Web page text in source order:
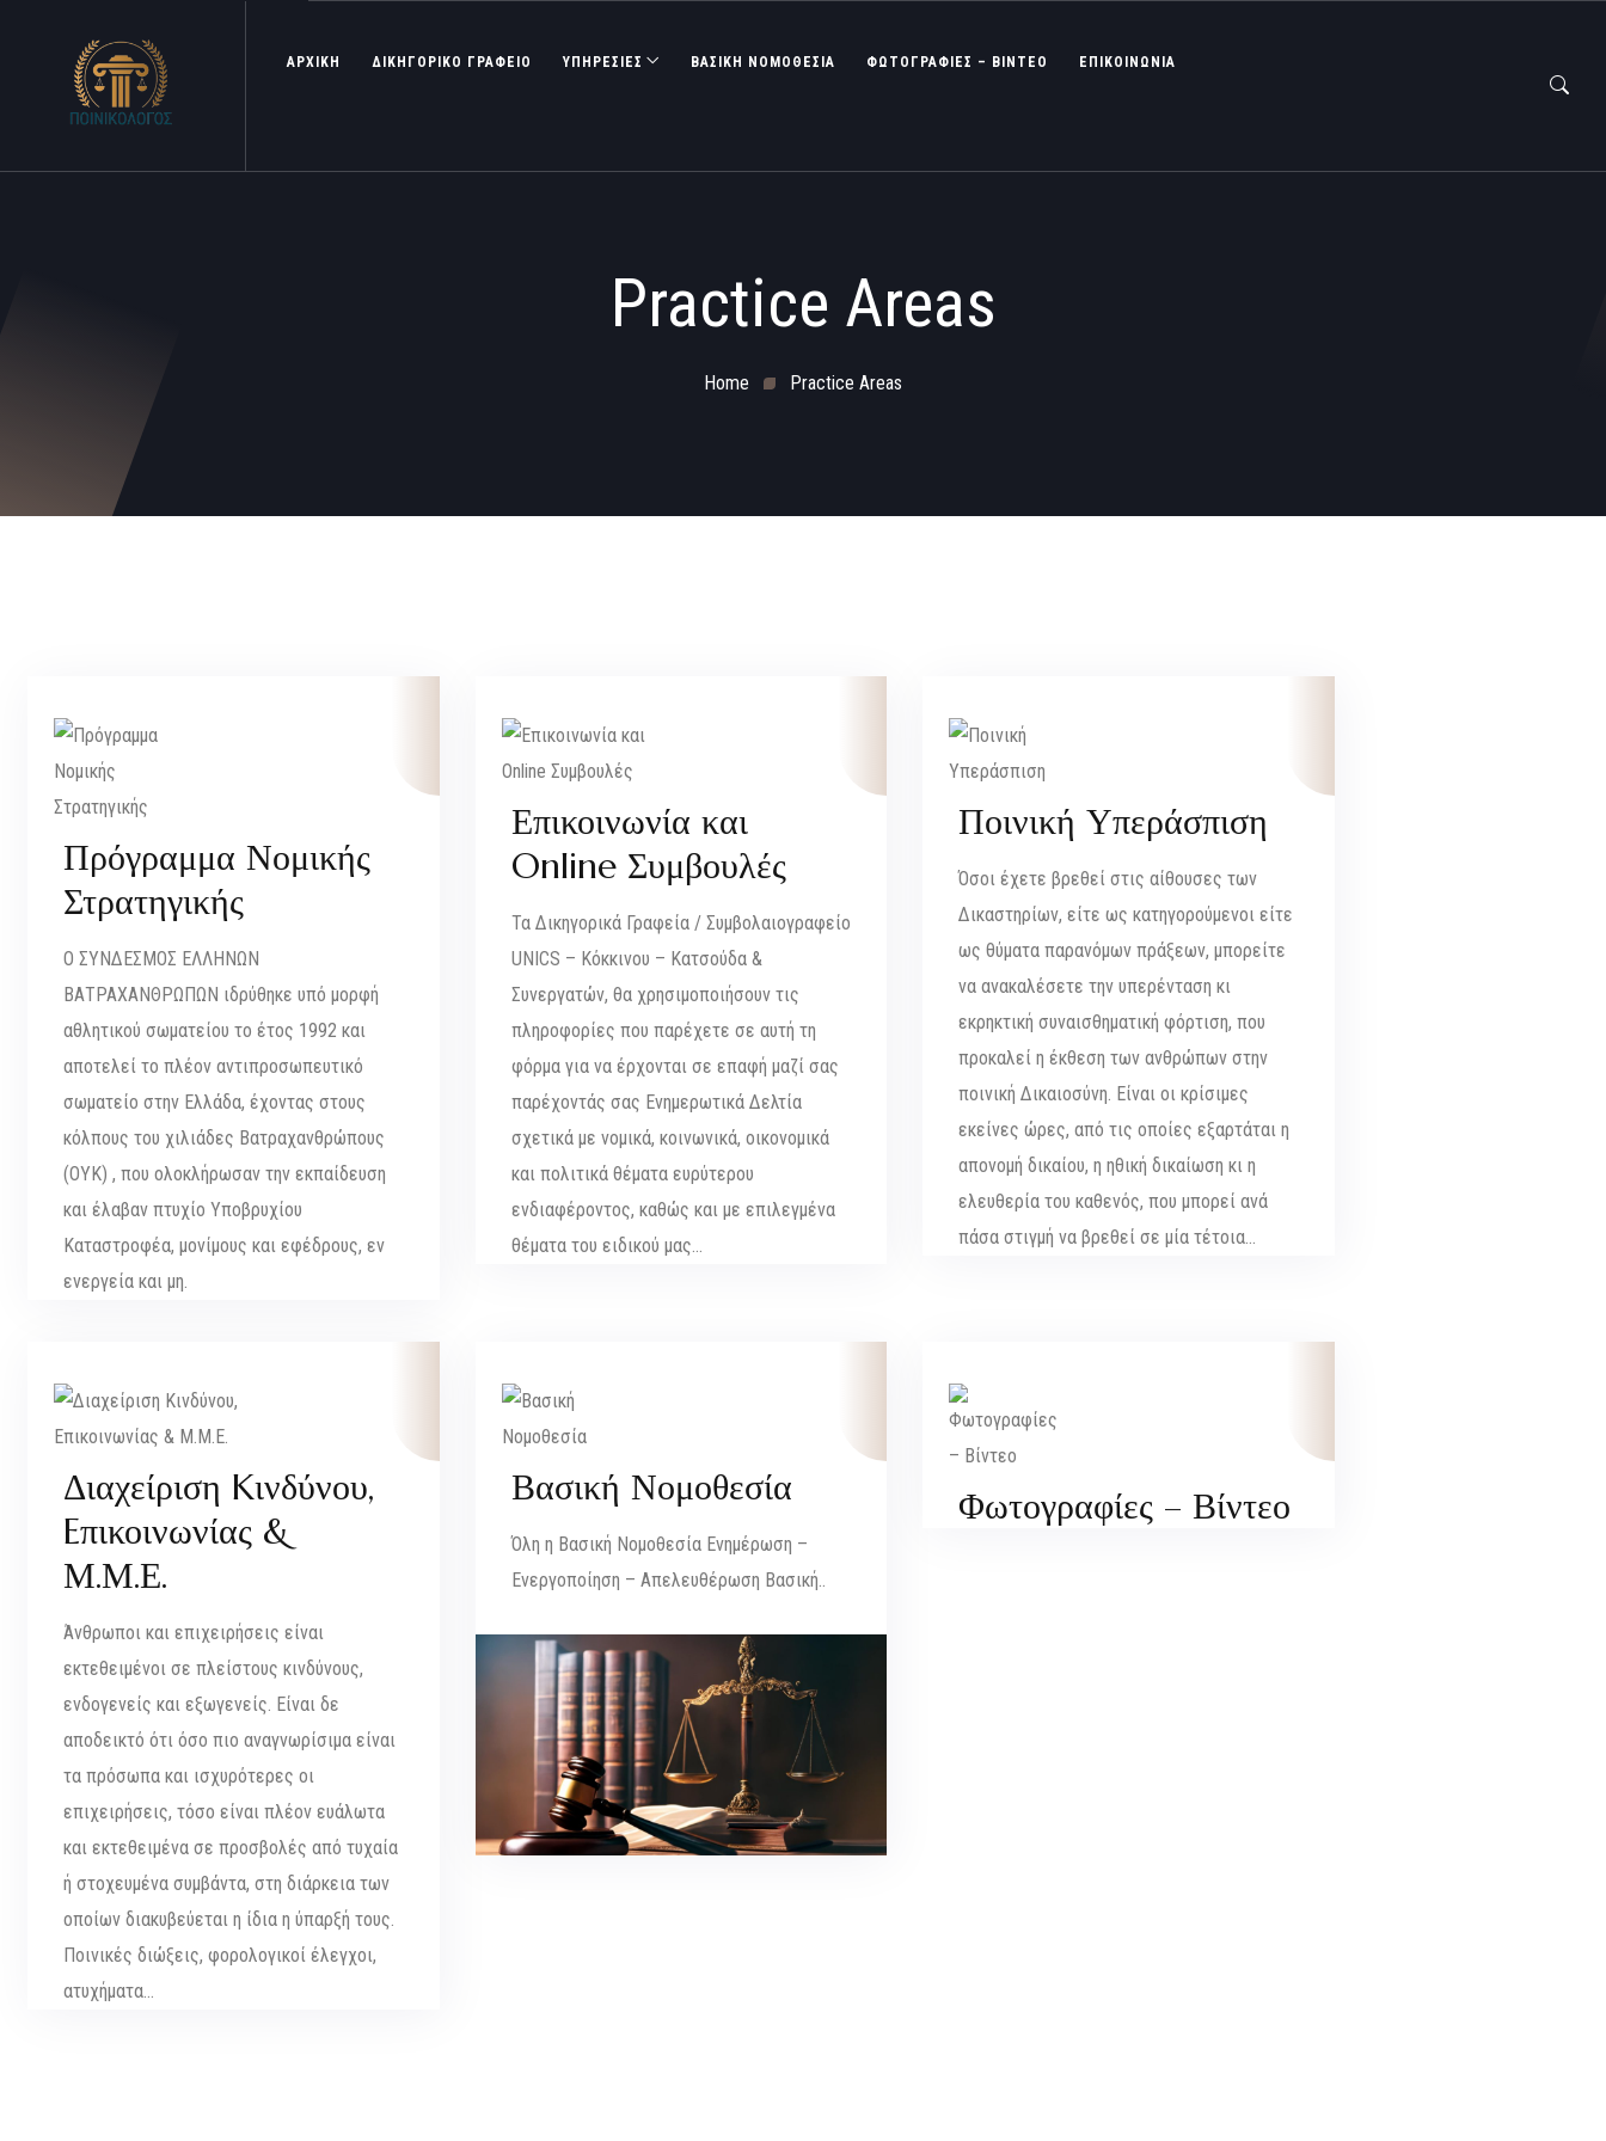
ΑΡΧΙΚΗ ΔΙΚΗΓΟΡΙΚΟ ΓΡΑΦΕΙΟ ΥΠΗΡΕΣΙΕΣ ΒΑΣΙΚΉ ΝΟΜΟΘΕΣΊΑ ΦΩΤΟΓΡΑΦΊΕΣ – ΒΊΝΤΕΟ ΕΠΙΚΟΙΝΩΝΙΑ
Practice Areas
Home Practice Areas
Πρόγραμμα Νομικής
Στρατηγικής
Ο ΣΥΝΔΕΣΜΟΣ ΕΛΛΗΝΩΝ
ΒΑΤΡΑΧΑΝΘΡΩΠΩΝ ιδρύθηκε υπό μορφή
αθλητικού σωματείου το έτος 1992 και
αποτελεί το πλέον αντιπροσωπευτικό
σωματείο στην Ελλάδα, έχοντας στους
κόλπους του χιλιάδες Βατραχανθρώπους
(ΟΥΚ) , που ολοκλήρωσαν την εκπαίδευση
και έλαβαν πτυχίο Υποβρυχίου
Καταστροφέα, μονίμους και εφέδρους, εν
ενεργεία και μη.
Επικοινωνία και
Online Συμβουλές
Τα Δικηγορικά Γραφεία / Συμβολαιογραφείο
UNICS – Κόκκινου – Κατσούδα &
Συνεργατών, θα χρησιμοποιήσουν τις
πληροφορίες που παρέχετε σε αυτή τη
φόρμα για να έρχονται σε επαφή μαζί σας
παρέχοντάς σας Ενημερωτικά Δελτία
σχετικά με νομικά, κοινωνικά, οικονομικά
και πολιτικά θέματα ευρύτερου
ενδιαφέροντος, καθώς και με επιλεγμένα
θέματα του ειδικού μας…
Ποινική Υπεράσπιση
Όσοι έχετε βρεθεί στις αίθουσες των
Δικαστηρίων, είτε ως κατηγορούμενοι είτε
ως θύματα παρανόμων πράξεων, μπορείτε
να ανακαλέσετε την υπερένταση κι
εκρηκτική συναισθηματική φόρτιση, που
προκαλεί η έκθεση των ανθρώπων στην
ποινική Δικαιοσύνη. Είναι οι κρίσιμες
εκείνες ώρες, από τις οποίες εξαρτάται η
απονομή δικαίου, η ηθική δικαίωση κι η
ελευθερία του καθενός, που μπορεί ανά
πάσα στιγμή να βρεθεί σε μία τέτοια…
Διαχείριση Kινδύνου,
Eπικοινωνίας &
Μ.Μ.Ε.
Άνθρωποι και επιχειρήσεις είναι
εκτεθειμένοι σε πλείστους κινδύνους,
ενδογενείς και εξωγενείς. Είναι δε
αποδεικτό ότι όσο πιο αναγνωρίσιμα είναι
τα πρόσωπα και ισχυρότερες οι
επιχειρήσεις, τόσο είναι πλέον ευάλωτα
και εκτεθειμένα σε προσβολές από τυχαία
ή στοχευμένα συμβάντα, στη διάρκεια των
οποίων διακυβεύεται η ίδια η ύπαρξή τους.
Ποινικές διώξεις, φορολογικοί έλεγχοι,
ατυχήματα…
Βασική Νομοθεσία
Όλη η Βασική Νομοθεσία Ενημέρωση –
Ενεργοποίηση – Απελευθέρωση Βασική..
Φωτογραφίες – Βίντεο